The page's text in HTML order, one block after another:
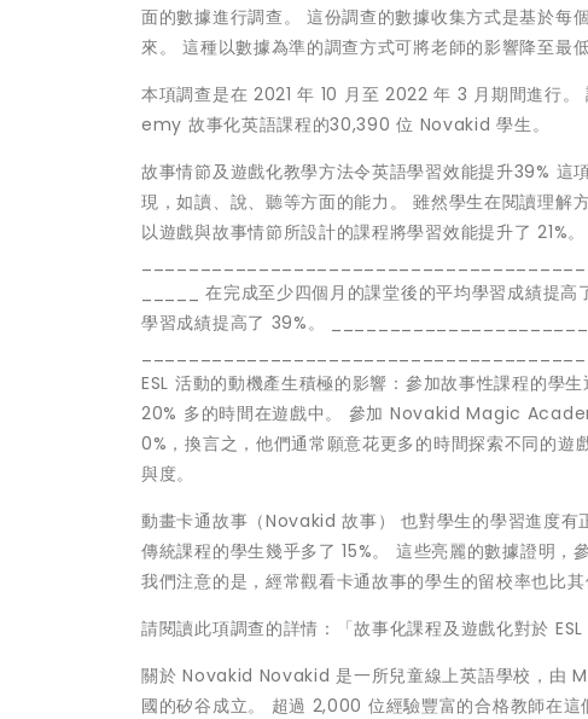
面的數據進行調查。 這份調查的數據收集方式是基於每
來。 這種以數據為準的調查方式可將老師的影響降至最
本項調查是在 2021 年 10 月至 2022 年 3 月期間進行
emy 故事化英語課程的30,390 位 Novakid 學生。
故事情節及遊戲化教學方法令英語學習效能提升39% 這
現，如讀、說、聽等方面的能力。 雖然學生在閱讀理解
以遊戲與故事情節所設計的課程將學習效能提升了
_____ 在完成至少四個月的課堂後的平均學習成績提
學習成績提高了 39%。
ESL 活動的動機產生積極的影響：參加故事性課程的學
20% 多的時間在遊戲中。 參加 Novakid Magic
0%，換言之，他們通常願意花更多的時間探索不同的
與度。
動畫卡通故事（Novakid 故事） 也對學生的學習進度
傳統課程的學生幾乎多了 15%。 這些亮麗的數據證明
我們注意的是，經常觀看卡通故事的學生的留校率也比其
請閱讀此項調查的詳情：「故事化課程及遊戲化對於
關於 Novakid Novakid 是一所兒童線上英語學校，
國的矽谷成立。 超過 2,000 位經驗豐富的合格教師在